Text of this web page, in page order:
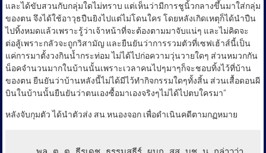
และได้ขับสวนกับกลุ่มใดไม่ทราบ แต่เห็นว่ามีการชูนิ้วกลางขึ้นมาใส่กลุ่ม
ของตน จึงได้ใช้อาวุธปืนยิงไปแต่ไม่โดนใคร โดยหลังเกิดเหตุก็ได้นำปืน
ไปทิ้งหมดแล้วเพราะรู้ว่าเจ้าหน้าที่จะต้องตามมาจับแน่ๆ และไม่คิดจะ
ต่อสู้เพราะกลัวจะถูกวิสามัญ และยืนยันว่าการรวมตัวที่เซฟเฮ้าส์นี้เป็น
แค่การมาตั้งวงกินน้ำกระท่อม ไม่ได้ไปก่อความวุ่นวายใดๆ ส่วนหมวกกัน
น็อคจำนวนมากในบ้านนั้นเพราะเวลาคนไปๆมาๆก็จะชอบทิ้งไว้ที่บ้าน
ของตน ยืนยันว่าบ้านหลังนี้ไม่ได้มีไว้ทำกิจกรรมใดๆทั้งสิ้น ส่วนเสื้อดอนผี
บินในบ้านนั้นยืนยันว่าตนเองซื้อมาเองจริงๆไม่ได้ไปตบใครมา”
หลังจับกุมตัว ได้นำตัวส่ง สน.หนองจอก เพื่อดำเนินคดีตามกฏหมาย